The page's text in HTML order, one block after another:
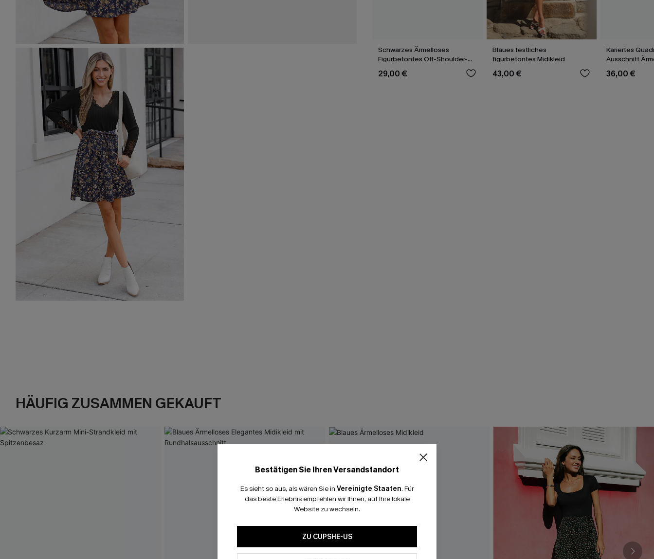
Schwarzes Ärmelloses
Figurbetontes Off-Shoulder-
Minikleid
29,00 €
Blaues festliches
figurbetontes Midikleid
43,00 €
Kariertes
Ausschnitt
Latzkleid
36,00 €
HÄUFIG ZUSAMMEN GEKAUFT
Bestätigen Sie Ihren Versandstandort
Es sieht so aus, als wären Sie in Vereinigte Staaten. Für
das beste Erlebnis empfehlen wir Ihnen, auf Ihre lokale
Website zu wechseln.
ZU CUPSHE-US